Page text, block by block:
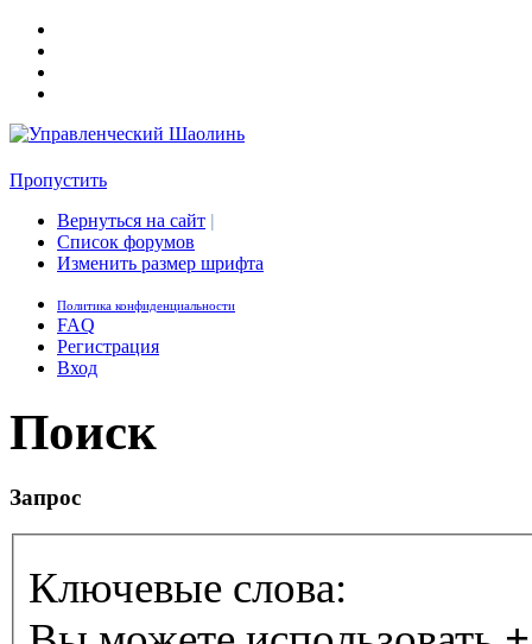
Пропустить
Вернуться на сайт |
Список форумов
Изменить размер шрифта
Политика конфиденциальности
FAQ
Регистрация
Вход
Поиск
Запрос
Ключевые слова: